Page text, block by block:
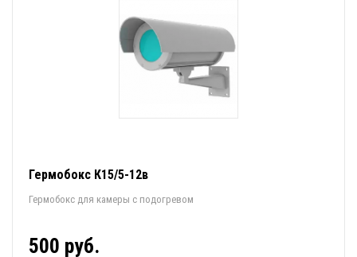
Гермобокс К15/5-12в
Гермобокс для камеры с подогревом
500 руб.